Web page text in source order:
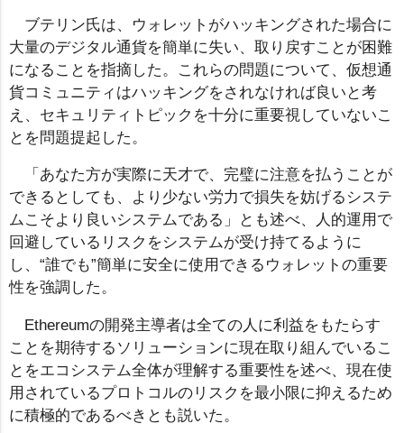
ブテリン氏は、ウォレットがハッキングされた場合に
大量のデジタル通貨を簡単に失い、取り戻すことが困難
になることを指摘した。これらの問題について、仮想通
貨コミュニティはハッキングをされなければ良いと考
え、セキュリティトピックを十分に重要視していないこ
とを問題提起した。
「あなた方が実際に天才で、完璧に注意を払うことが
できるとしても、より少ない労力で損失を妨げるシステ
ムこそより良いシステムである」とも述べ、人的運用で
回避しているリスクをシステムが受け持てるように
し、“誰でも”簡単に安全に使用できるウォレットの重要
性を強調した。
Ethereumの開発主導者は全ての人に利益をもたらす
ことを期待するソリューションに現在取り組んでいるこ
とをエコシステム全体が理解する重要性を述べ、現在使
用されているプロトコルのリスクを最小限に抑えるため
に積極的であるべきとも説いた。